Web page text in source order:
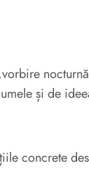
și de
concrete